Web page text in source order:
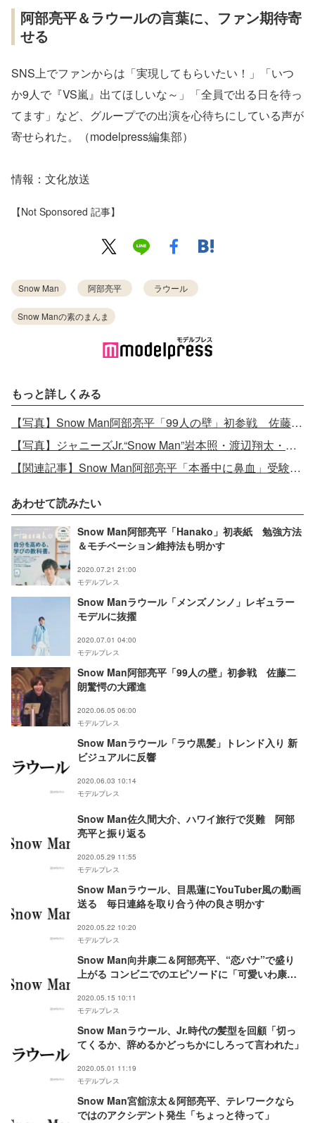
阿部亮平＆ラウールの言葉に、ファン期待寄
せる
SNS上でファンからは「実現してもらいたい！」「いつ
か9人で『VS嵐』出てほしいな～」「全員で出る日を待っ
てます」など、グループでの出演を心待ちにしている声が
寄せられた。（modelpress編集部）
情報：文化放送
【Not Sponsored 記事】
Snow Man 阿部亮平 ラウール
Snow Manの素のまんま
もっと詳しくみる
【写真】Snow Man阿部亮平「99人の壁」初参戦 佐藤二朗驚愕の大躍進
【写真】ジャニーズJr.“Snow Man”岩本照・渡辺翔太・阿部亮平、無人島に持っていくものは？個性爆発の回答
【関連記事】Snow Man阿部亮平「本番中に鼻血」受験時のエピソード語る
あわせて読みたい
Snow Man阿部亮平「Hanako」初表紙 勉強方法
＆モチベーション維持法も明かす
2020.07.21 21:00
モデルプレス
Snow Manラウール「メンズノンノ」レギュラー
モデルに抜擢
2020.07.01 04:00
モデルプレス
Snow Man阿部亮平「99人の壁」初参戦 佐藤二
朗驚愕の大躍進
2020.06.05 06:00
モデルプレス
Snow Manラウール「ラウ黒髪」トレンド入り 新
ビジュアルに反響
2020.06.03 10:14
モデルプレス
Snow Man佐久間大介、ハワイ旅行で災難 阿部
亮平と振り返る
2020.05.29 11:55
モデルプレス
Snow Manラウール、目黒蓮にYouTuber風の動画
送る 毎日連絡を取り合う仲の良さ明かす
2020.05.22 10:20
モデルプレス
Snow Man向井康二＆阿部亮平、“恋バナ”で盛り
上がる コンビニでのエピソードに「可愛いわ康
2020.05.15 10:11
モデルプレス
Snow Manラウール、Jr.時代の髪型を回顧「切っ
てくるか、辞めるかどっちかにしろって言われた」
2020.05.01 11:19
モデルプレス
Snow Man宮舘涼太＆阿部亮平、テレワークなら
ではのアクシデント発生「ちょっと待って」